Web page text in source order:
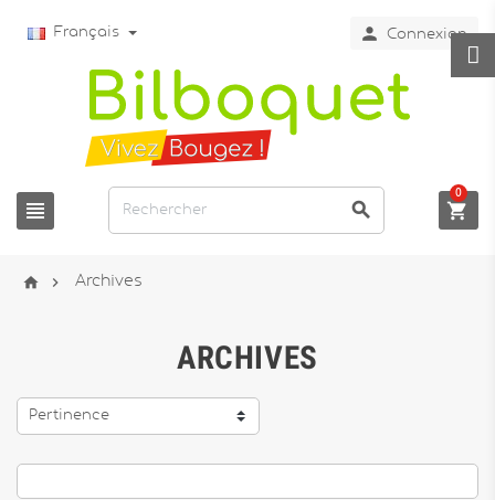
Français  Connexion
  
0
  Archives
ARCHIVES
Pertinence